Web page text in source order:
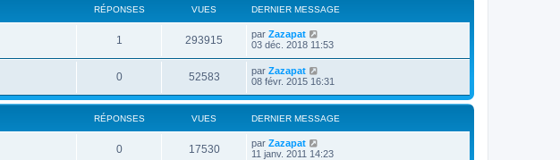
RÉPONSES VUES DERNIER MESSAGE
1 293915 par Zazapat
03 déc. 2018 11:53
0 52583 par Zazapat
08 févr. 2015 16:31
RÉPONSES VUES DERNIER MESSAGE
0 17530 par Zazapat
11 janv. 2011 14:23